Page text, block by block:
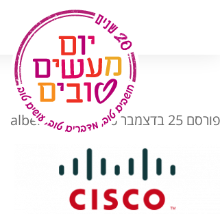
פורסם 25 בדצמבר 2016 מאתalberto